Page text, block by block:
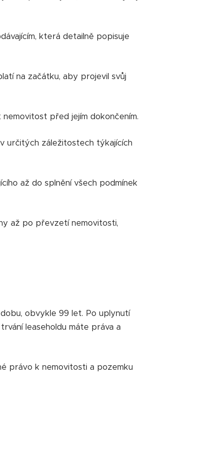
která detailně popisuje
na začátku, aby projevil svůj
před jejím dokončením.
určitých záležitostech týkajících
až do splnění všech podmínek
až po převzetí nemovitosti,
obvykle 99 let. Po uplynutí
leaseholdu máte práva a
právo k nemovitosti a pozemku